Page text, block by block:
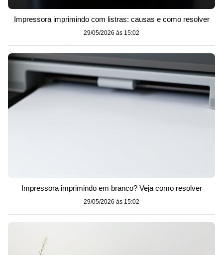
Impressora imprimindo com listras: causas e como resolver
29/05/2026 às 15:02
Impressora imprimindo em branco? Veja como resolver
29/05/2026 às 15:02